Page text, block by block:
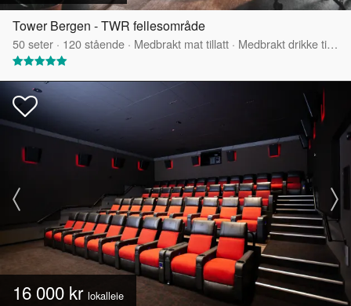
Tower Bergen - TWR fellesområde
50seter · 120stående · Medbrakt mat tillatt · Medbrakt drikke tillatt
16 000 kr lokalleie